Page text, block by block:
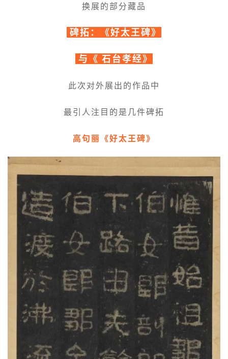
换展的部分藏品
碑拓：《好太王碑》
与《 石台孝经》
此次对外展出的作品中
最引人注目的是几件碑拓
高句丽《好太王碑》